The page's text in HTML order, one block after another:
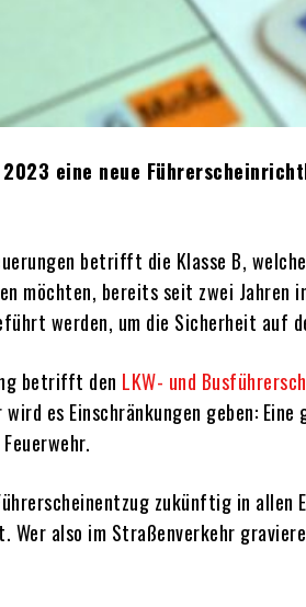
2023 eine neue
betrifft die Klasse B,
möchten, bereits seit zwei
werden, um die Sicherheit auf
betrifft den LKW- und
wird es Einschränkungen geben:
zukünftig in allen
also im Straßenverkehr